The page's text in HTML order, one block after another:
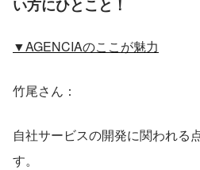
い方にひとこと！
▼AGENCIAのここが魅力
竹尾さん：
自社サービスの開発に関われる
す。